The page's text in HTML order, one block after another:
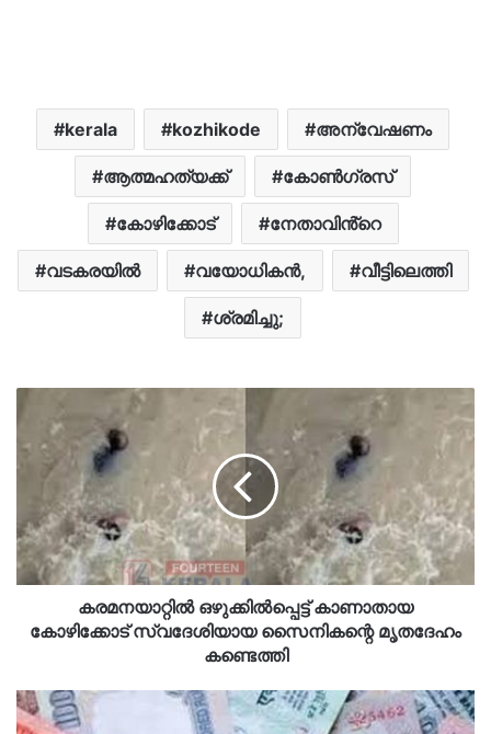
kerala kozhikode അന്വേഷണം
ആത്മഹത്യക്ക് കോൺഗ്രസ്
കോഴിക്കോട് നേതാവിൻ്റെ
വടകരയിൽ വയോധികൻ, വീട്ടിലെത്തി
ശ്രമിച്ചു;
കരമനയാറ്റിൽ ഒഴുക്കിൽപ്പെട്ട് കാണാതായ
കോഴിക്കോട് സ്വദേശിയായ സൈനികന്റെ മൃതദേഹം
കണ്ടെത്തി